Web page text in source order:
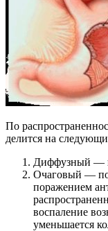
По
делится на
Диффузный —
Очаговый —
поражением
воспаление
уменьшается